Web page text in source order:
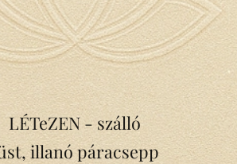
LÉTeZEN - szálló
illanó páracsepp